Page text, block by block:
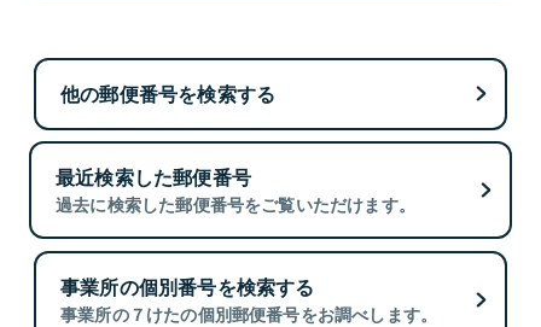
他の郵便番号を検索する
最近検索した郵便番号
過去に検索した郵便番号をご覧いただけます。
事業所の個別番号を検索する
事業所の７けたの個別郵便番号をお調べします。